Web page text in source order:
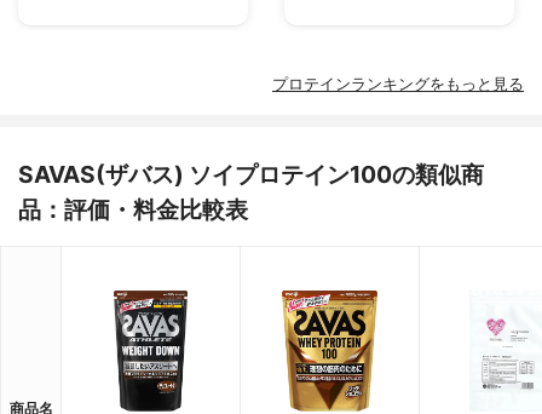
プロテインランキングをもっと見る
SAVAS(ザバス) ソイプロテイン100の類似商
品：評価・料金比較表
商品名